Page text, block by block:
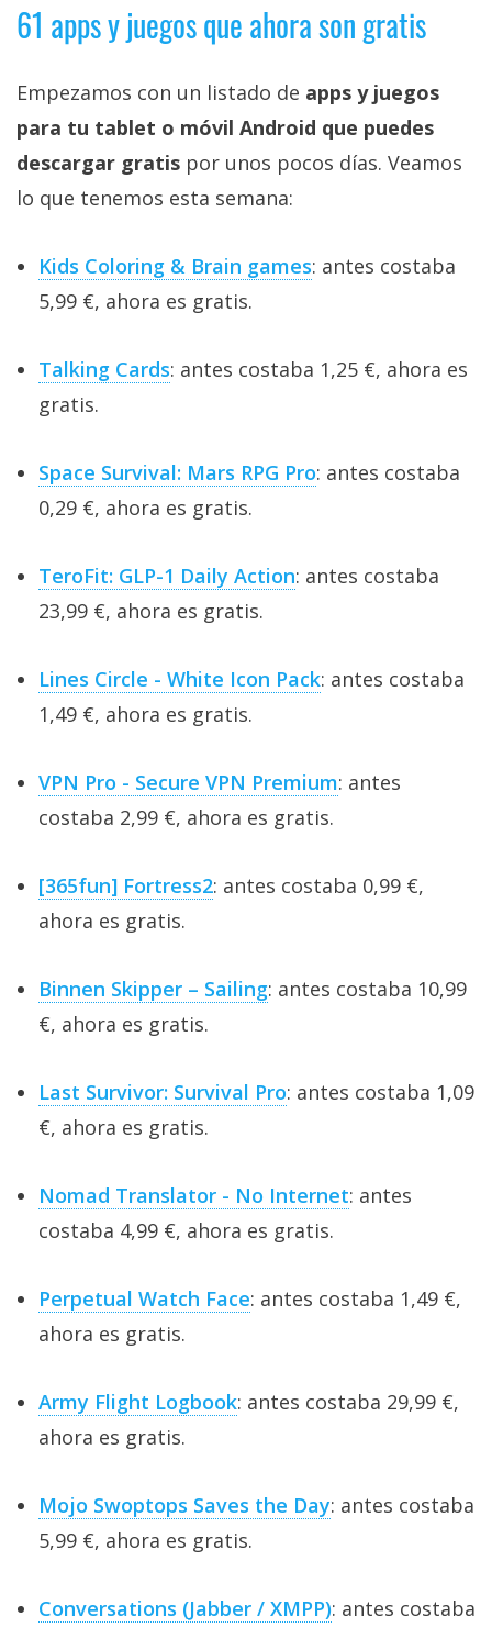
61 apps y juegos que ahora son gratis
Empezamos con un listado de apps y juegos
para tu tablet o móvil Android que puedes
descargar gratis por unos pocos días. Veamos
lo que tenemos esta semana:
Kids Coloring & Brain games: antes costaba
5,99 €, ahora es gratis.
Talking Cards: antes costaba 1,25 €, ahora es
gratis.
Space Survival: Mars RPG Pro: antes costaba
0,29 €, ahora es gratis.
TeroFit: GLP-1 Daily Action: antes costaba
23,99 €, ahora es gratis.
Lines Circle - White Icon Pack: antes costaba
1,49 €, ahora es gratis.
VPN Pro - Secure VPN Premium: antes
costaba 2,99 €, ahora es gratis.
[365fun] Fortress2: antes costaba 0,99 €,
ahora es gratis.
Binnen Skipper – Sailing: antes costaba 10,99
€, ahora es gratis.
Last Survivor: Survival Pro: antes costaba 1,09
€, ahora es gratis.
Nomad Translator - No Internet: antes
costaba 4,99 €, ahora es gratis.
Perpetual Watch Face: antes costaba 1,49 €,
ahora es gratis.
Army Flight Logbook: antes costaba 29,99 €,
ahora es gratis.
Mojo Swoptops Saves the Day: antes costaba
5,99 €, ahora es gratis.
Conversations (Jabber / XMPP): antes costaba